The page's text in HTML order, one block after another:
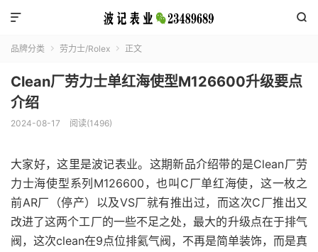


品牌分类  劳力士/Rolex  正文
Clean厂劳力士单红海使型M126600升级要点
介绍
2024-08-17 阅读(1496)
大家好，这里是波记表业。这期新品介绍带的是Clean厂劳
力士海使型系列M126600，也叫C厂单红海使，这一枚之
前AR厂（停产）以及VS厂就有推出过，而这次C厂推出又
改进了这两个工厂的一些不足之处，最大的升级点在于排气
阀，这次clean在9点位排氦气阀，不再是简单装饰，而是真